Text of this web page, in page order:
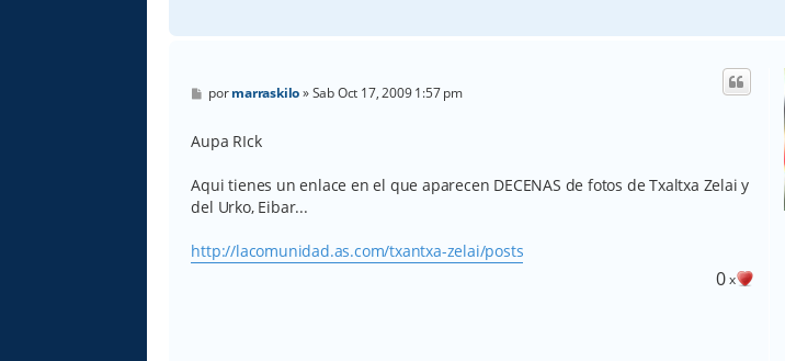
M
e
s
a
e
pormarraskilo»Sab Oct 17, 2009 1:57 pm
Aupa RIck
Aqui tienes un enlace en el que aparecen DECENAS de fotos de Txaltxa Zelai y
del Urko, Eibar...
http://lacomunidad.as.com/txantxa-zelai/posts
0x